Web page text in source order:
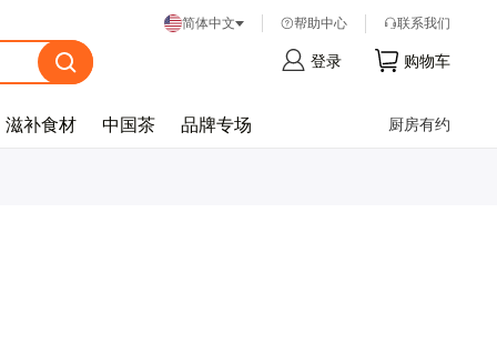
简体中文 帮助中心 联系我们
登录 购物车
滋补食材 中国茶 品牌专场 厨房有约